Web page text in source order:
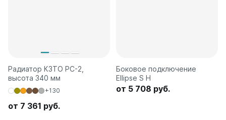
Радиатор КЗТО РС-2,
высота 340 мм
+130
от 7 361 руб.
Боковое подключение
Ellipse S H
от 5 708 руб.